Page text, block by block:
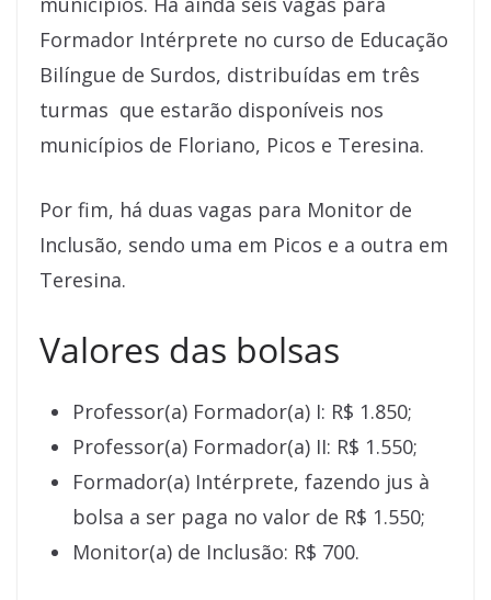
Formador Intérprete no curso de Educação
Bilíngue de Surdos, distribuídas em três
turmas que estarão disponíveis nos
municípios de Floriano, Picos e Teresina.
Por fim, há duas vagas para Monitor de
Inclusão, sendo uma em Picos e a outra em
Teresina.
Valores das bolsas
Professor(a) Formador(a) I: R$ 1.850;
Professor(a) Formador(a) II: R$ 1.550;
Formador(a) Intérprete, fazendo jus à
bolsa a ser paga no valor de R$ 1.550;
Monitor(a) de Inclusão: R$ 700.